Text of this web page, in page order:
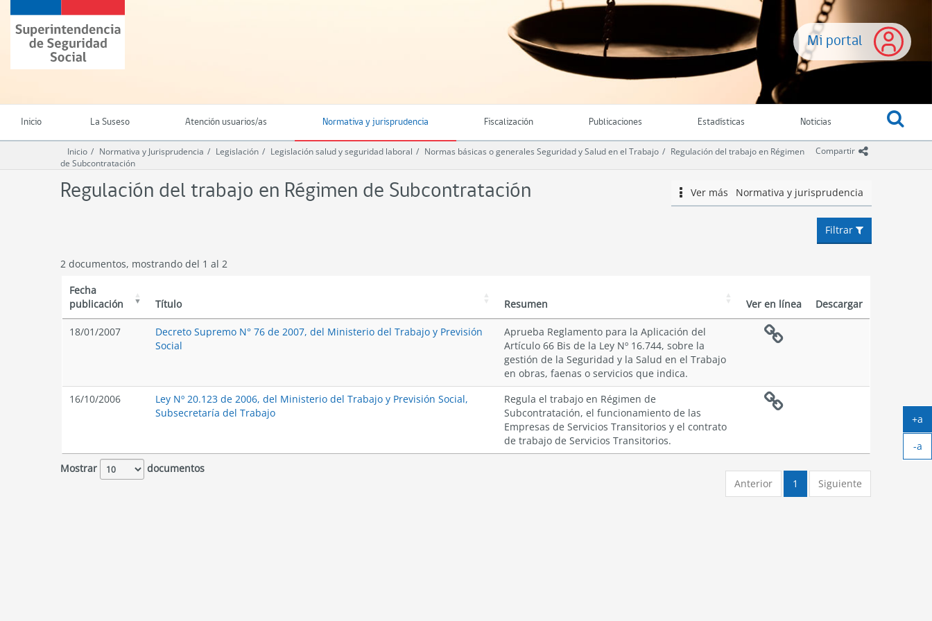
contenido
principal
Mi portal
Superintendencia
de
Seguridad
(SUSESO)
Chile
Inicio La Suseso Atención usuarios/as Normativa y jurisprudencia Fiscalización Publicaciones Estadísticas Noticias
Compartir icono
Inicio Normativa y Jurisprudencia Legislación Legislación salud y seguridad laboral Normas básicas o generales Seguridad y Salud en el Trabajo
Regulación del trabajo en Régimen
de Subcontratación
icono
Ver más Normativa y jurisprudencia
Regulación del trabajo en Régimen de Subcontratación
Filtrar
2 documentos, mostrando del 1 al 2
Fecha
publicación
Título Resumen Ver en línea Descargar
18/01/2007
Decreto Supremo N° 76 de 2007, del Ministerio del Trabajo y Previsión
Social
Aprueba Reglamento para la Aplicación del
Artículo 66 Bis de la Ley Nº 16.744, sobre la
gestión de la Seguridad y la Salud en el Trabajo
en obras, faenas o servicios que indica.
16/10/2006
Ley Nº 20.123 de 2006, del Ministerio del Trabajo y Previsión Social,
Subsecretaría del Trabajo
Regula el trabajo en Régimen de
Subcontratación, el funcionamiento de las
Empresas de Servicios Transitorios y el contrato
de trabajo de Servicios Transitorios.
Mostrar
documentos
Anterior
1 Siguiente
+a
-a